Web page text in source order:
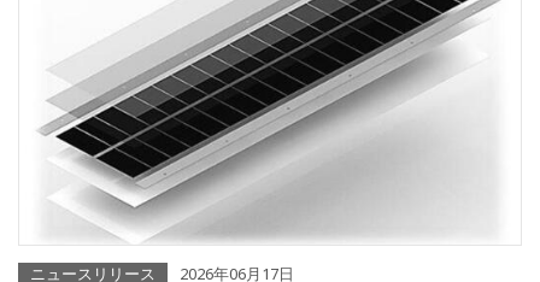
ニュースリリース 2026年06月17日